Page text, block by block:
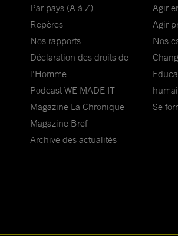
Par pays (A à Z)
Repères
Nos rapports
Déclaration des droits de
l'Homme
Podcast WE MADE IT
Magazine La Chronique
Magazine Bref
Archive des actualités
Agir
Agir
Nos
Se